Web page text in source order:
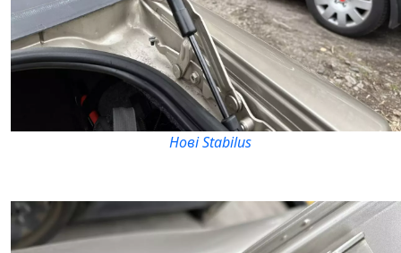
Нові Stabilus